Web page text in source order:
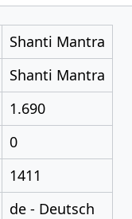
Shanti Mantra
Shanti Mantra
1.690
0
1411
de - Deutsch